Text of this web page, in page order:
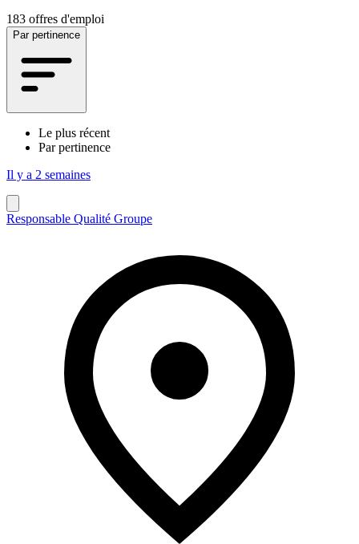
183 offres d'emploi
Par pertinence
Le plus récent
Par pertinence
Il y a 2 semaines
Responsable Qualité Groupe